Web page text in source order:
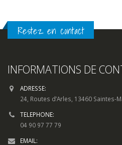
Restez en contact
INFORMATIONS DE
ADRESSE:
24, Routes d’Arles, 13460 Saintes-
TELEPHONE:
04 90 97 77 79
EMAIL: